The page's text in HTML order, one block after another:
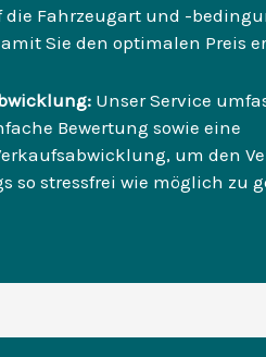
Fahrzeugart und -
Sie den optimalen Preis
Unser Service
Bewertung sowie eine
um den
so stressfrei wie möglich zu